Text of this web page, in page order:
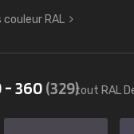
RAL
- 360(329)tout RAL